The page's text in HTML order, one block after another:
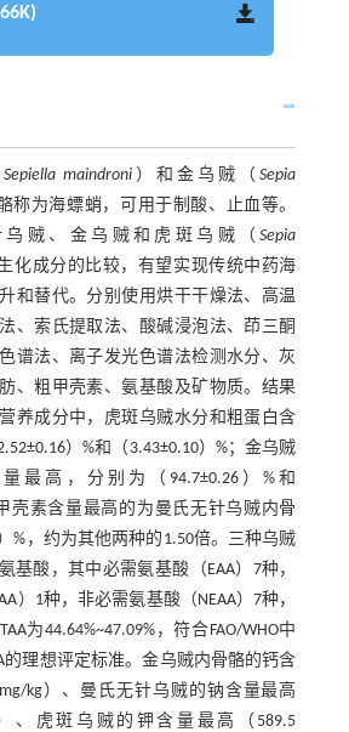
Sepiella maindroni ）和金乌贼（Sepia
称为海螵蛸，可用于制酸、止血等。
乌贼、金乌贼和虎斑乌贼（Sepia
化成分的比较，有望实现传统中药海
和替代。分别使用烘干干燥法、高温
、索氏提取法、酸碱浸泡法、茚三酮
谱法、离子发光色谱法检测水分、灰
、粗甲壳素、氨基酸及矿物质。结果
养成分中，虎斑乌贼水分和粗蛋白含
）%和（3.43±0.10）%；金乌贼
最高，分别为（94.7±0.26）%和
甲壳素含量最高的为曼氏无针乌贼内骨
%，约为其他两种的1.50倍。三种乌贼
基酸，其中必需氨基酸（EAA）7种，
）1种，非必需氨基酸（NEAA）7种，
为44.64%~47.09%，符合FAO/WHO中
的理想评定标准。金乌贼内骨骼的钙含
mg/kg）、曼氏无针乌贼的钠含量最高
、虎斑乌贼的钾含量最高（589.5